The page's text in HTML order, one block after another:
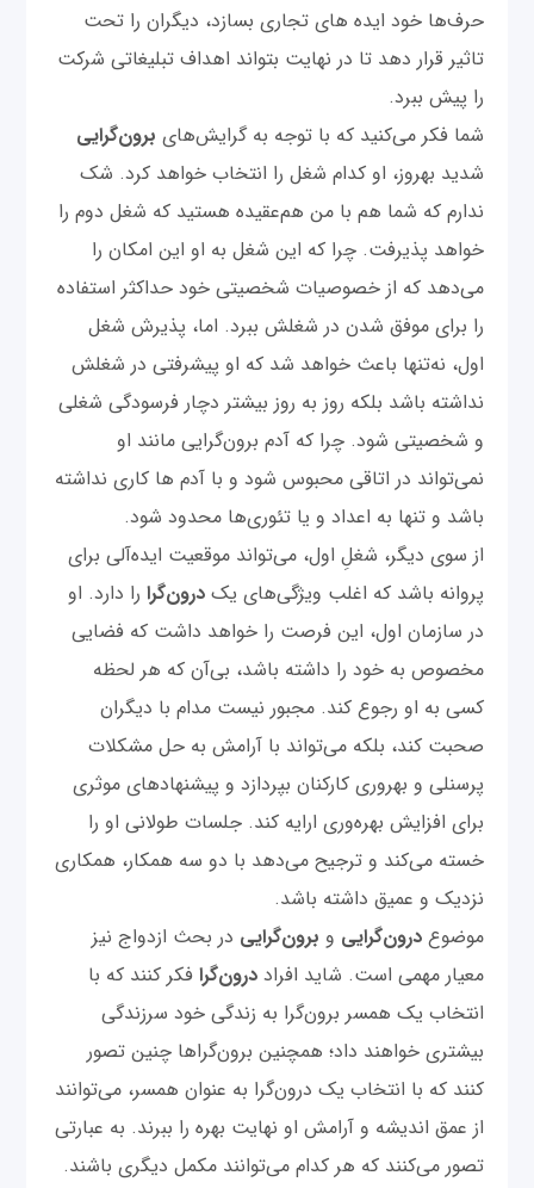
حرف‌ها خود ایده های تجاری بسازد، دیگران را تحت
تاثیر قرار دهد تا در نهایت بتواند اهداف تبلیغاتی شرکت
را پیش ببرد.
شما فکر می‌کنید که با توجه به گرایش‌های برون‌گرایی
شدید بهروز، او کدام شغل را انتخاب خواهد کرد. شک
ندارم که شما هم با من هم‌عقیده هستید که شغل دوم را
خواهد پذیرفت. چرا که این شغل به او این امکان را
می‌دهد که از خصوصیات شخصیتی خود حداکثر استفاده
را برای موفق شدن در شغلش ببرد. اما، پذیرش شغل
اول، نه‌تنها باعث خواهد شد که او پیشرفتی در شغلش
نداشته باشد بلکه روز به روز بیشتر دچار فرسودگی شغلی
و شخصیتی شود. چرا که آدم برون‌گرایی مانند او
نمی‌تواند در اتاقی محبوس شود و با آدم ها کاری نداشته
باشد و تنها به اعداد و یا تئوری‌ها محدود شود.
از سوی دیگر، شغلِ اول، می‌تواند موقعیت ایده‌آلی برای
پروانه باشد که اغلب ویژگی‌های یکدرون‌گرا را دارد. او
در سازمان اول، این فرصت را خواهد داشت که فضایی
مخصوص به خود را داشته باشد، بی‌آن که هر لحظه
کسی به او رجوع کند. مجبور نیست مدام با دیگران
صحبت کند، بلکه می‌تواند با آرامش به حل مشکلات
پرسنلی و بهروری کارکنان بپردازد و پیشنهاد‌های موثری
برای افزایش بهره‌وری ارایه کند. جلسات طولانی او را
خسته می‌کند و ترجیح می‌دهد با دو سه همکار، همکاری
نزدیک و عمیق داشته باشد.
موضوعدرون‌گرایی و برون‌گرایی در بحث ازدواج نیز
معیار مهمی است. شاید افراددرون‌گرافکر کنند که با
انتخاب یک همسر برون‌گرا به زندگی خود سرزندگی
بیشتری خواهند داد؛ همچنین برون‌گراها چنین تصور
کنند که با انتخاب یک درون‌گرا به عنوان همسر، می‌توانند
از عمق اندیشه و آرامش او نهایت بهره را ببرند. به عبارتی
تصور می‌کنند که هر کدام می‌توانند مکمل دیگری باشند.